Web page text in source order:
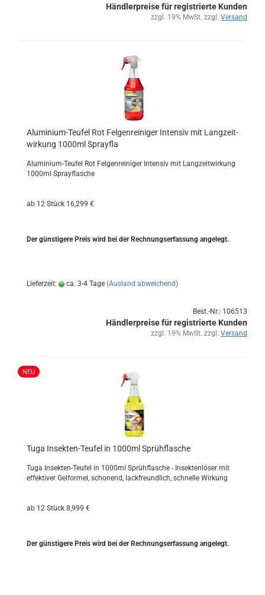
Händlerpreise für registrierte Kunden
zzgl. 19% MwSt. zzgl. Versand
Aluminium-​​Teu­fel Rot Fel­gen­rei­ni­ger In­ten­siv mit Lang­zeit­
wir­kung 1000ml Spray­f­la
Aluminium-​Teufel Rot Fel­gen­rei­ni­ger In­ten­siv mit Lang­zeit­wir­kung
1000ml Spray­fla­sche
ab 12 Stück 16,299 €
Der güns­ti­ge­re Preis wird bei der Rech­nungs­er­fas­sung an­ge­legt.
Lieferzeit: ca. 3-4 Tage (Ausland abweichend)
Best.-Nr.: 106513
Händlerpreise für registrierte Kunden
zzgl. 19% MwSt. zzgl. Versand
NEU
Tuga Insekten-​​Teu­fel in 1000ml Sprüh­fla­sche
Tuga Insekten-​Teufel in 1000ml Sprüh­fla­sche - In­sek­ten­lö­ser mit
ef­fek­ti­ver Gel­for­mel, scho­nend, lack­freund­lich, schnel­le Wir­kung
ab 12 Stück 8,999 €
Der güns­ti­ge­re Preis wird bei der Rech­nungs­er­fas­sung an­ge­legt.